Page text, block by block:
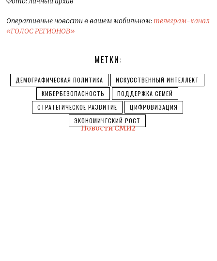
Оперативные новости в вашем мобильном:телеграм-канал
«ГОЛОС РЕГИОНОВ»
МЕТКИ:
ДЕМОГРАФИЧЕСКАЯ ПОЛИТИКА
ИСКУССТВЕННЫЙ ИНТЕЛЛЕКТ
КИБЕРБЕЗОПАСНОСТЬ
ПОДДЕРЖКА СЕМЕЙ
СТРАТЕГИЧЕСКОЕ РАЗВИТИЕ
ЦИФРОВИЗАЦИЯ
ЭКОНОМИЧЕСКИЙ РОСТ
Новости СМИ2